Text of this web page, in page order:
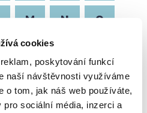
cookies
poskytování funkcí
naší návštěvnosti využíváme
o tom, jak náš web používáte,
sociální média, inzerci a
M N O
U Z